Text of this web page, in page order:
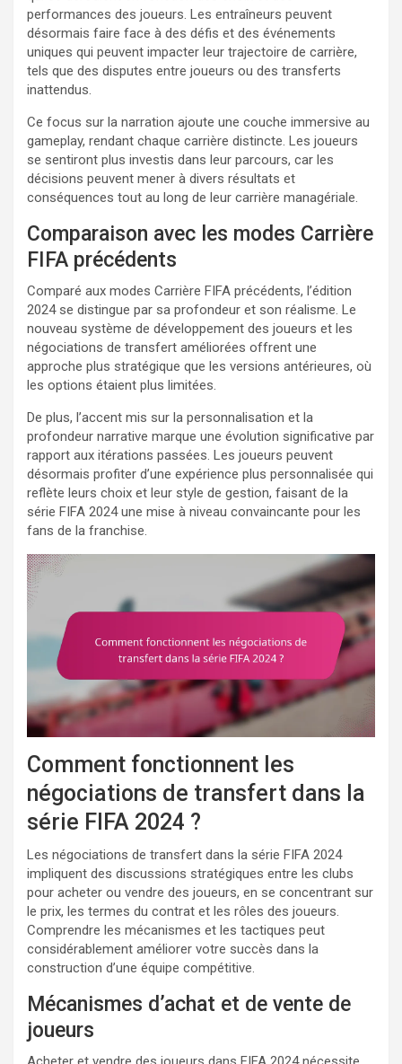
performances des joueurs. Les entraîneurs peuvent
désormais faire face à des défis et des événements
uniques qui peuvent impacter leur trajectoire de carrière,
tels que des disputes entre joueurs ou des transferts
inattendus.
Ce focus sur la narration ajoute une couche immersive au
gameplay, rendant chaque carrière distincte. Les joueurs
se sentiront plus investis dans leur parcours, car les
décisions peuvent mener à divers résultats et
conséquences tout au long de leur carrière managériale.
Comparaison avec les modes Carrière
FIFA précédents
Comparé aux modes Carrière FIFA précédents, l’édition
2024 se distingue par sa profondeur et son réalisme. Le
nouveau système de développement des joueurs et les
négociations de transfert améliorées offrent une
approche plus stratégique que les versions antérieures, où
les options étaient plus limitées.
De plus, l’accent mis sur la personnalisation et la
profondeur narrative marque une évolution significative par
rapport aux itérations passées. Les joueurs peuvent
désormais profiter d’une expérience plus personnalisée qui
reflète leurs choix et leur style de gestion, faisant de la
série FIFA 2024 une mise à niveau convaincante pour les
fans de la franchise.
Comment fonctionnent les
négociations de transfert dans la
série FIFA 2024 ?
Les négociations de transfert dans la série FIFA 2024
impliquent des discussions stratégiques entre les clubs
pour acheter ou vendre des joueurs, en se concentrant sur
le prix, les termes du contrat et les rôles des joueurs.
Comprendre les mécanismes et les tactiques peut
considérablement améliorer votre succès dans la
construction d’une équipe compétitive.
Mécanismes d’achat et de vente de
joueurs